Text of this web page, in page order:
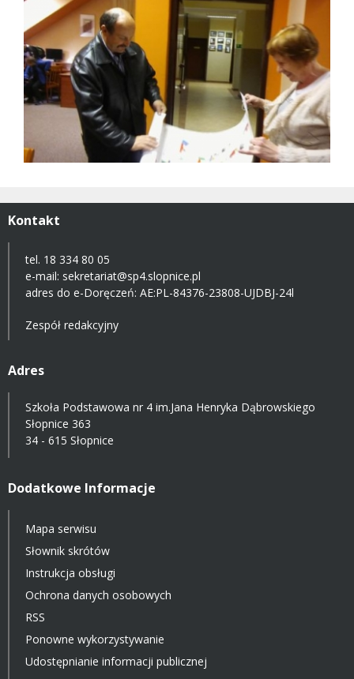
Kontakt
tel. 18 334 80 05
e-mail: sekretariat@sp4.slopnice.pl
adres do e-Doręczeń: AE:PL-84376-23808-UJDBJ-24l
Zespół redakcyjny
Adres
Szkoła Podstawowa nr 4 im.Jana Henryka Dąbrowskiego
Słopnice 363
34 - 615 Słopnice
Dodatkowe Informacje
Mapa serwisu
Słownik skrótów
Instrukcja obsługi
Ochrona danych osobowych
RSS
Ponowne wykorzystywanie
Udostępnianie informacji publicznej